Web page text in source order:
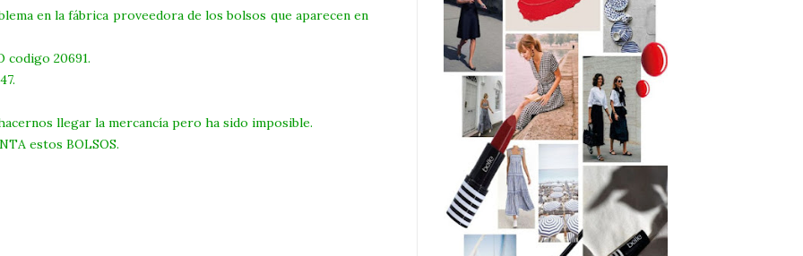
en la fábrica proveedora de los bolsos que aparecen en
codigo 20691.
llegar la mercancía pero ha sido imposible.
estos BOLSOS.